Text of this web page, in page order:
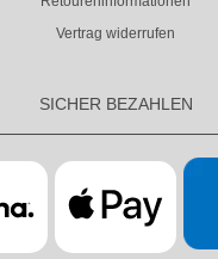
Vertrag widerrufen
SICHER BEZAHLEN